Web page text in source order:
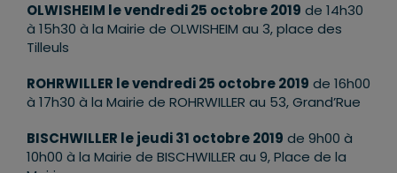
OLWISHEIM le vendredi 25 octobre 2019 de 14h30
à 15h30 à la Mairie de OLWISHEIM au 3, place des
Tilleuls
ROHRWILLER le vendredi 25 octobre 2019 de 16h00
à 17h30 à la Mairie de ROHRWILLER au 53, Grand’Rue
BISCHWILLER le jeudi 31 octobre 2019 de 9h00 à
10h00 à la Mairie de BISCHWILLER au 9, Place de la